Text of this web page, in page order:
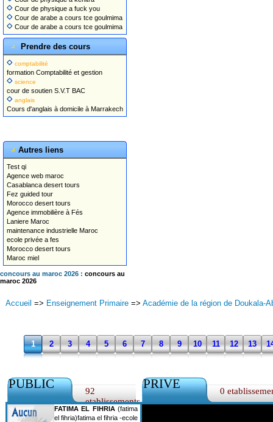
Cour de physique a fuck you
Cour de arabe a cours tce goulmima
Cour de arabe a cours tce goulmima
Prendre des cours
comptabilité
formation Comptabilité et gestion
science
cour de soutien S.V.T BAC
anglais
Cours d'anglais à domicile à Marrakech
Autres liens
Test qi
Agence web maroc
Casablanca desert tours
Fez guided tour
Morocco desert tours
Agence immobilière à Fés
Laniere Maroc
maintenance industrielle Maroc
ecole privée a fes
Morocco desert tours
Maroc miel
concours au maroc 2026 : concours au
maroc 2026
Accueil => Enseignement Primaire => Académie de la région de Doukala-
1 2 3 4 5 6 7 8 9 10 11 12 13
PUBLIC
92
etablissements
FATIMA EL FIHRIA(fatima
el fihria)fatima el fihria -ecole
PRIVE 0